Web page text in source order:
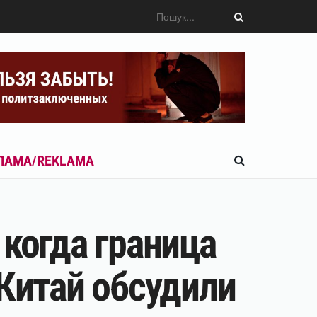
REKLAMA
граница
обсудили